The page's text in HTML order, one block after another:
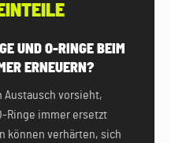
UND O-RINGE BEIM
ERNEUERN?
Austausch vorsieht,
Ringe immer ersetzt
können verhärten, sich